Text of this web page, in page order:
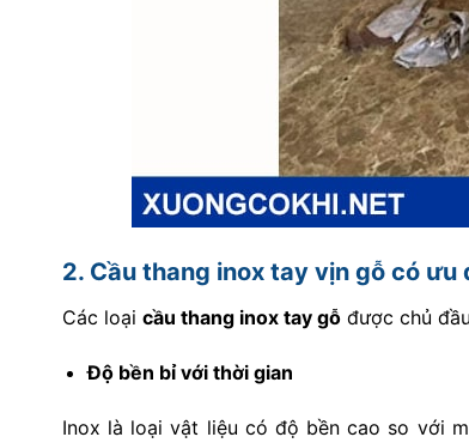
2. Cầu thang inox tay vịn gỗ có ưu
Các loại cầu thang inox tay gỗ được chủ
Độ bền bỉ với thời gian
Inox là loại vật liệu có độ bền cao so với